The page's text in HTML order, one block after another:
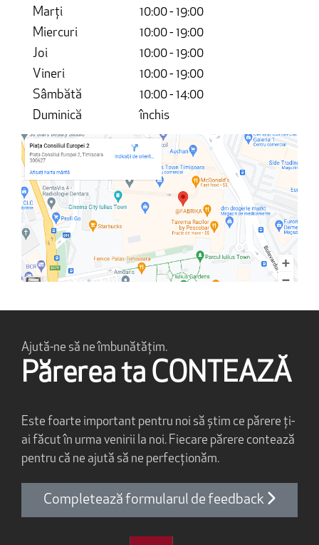
Marți
10:00 - 19:00
Miercuri
10:00 - 19:00
Joi
10:00 - 19:00
Vineri
10:00 - 19:00
Sâmbătă
10:00 - 14:00
Duminică
închis
Ajută-ne să ne îmbunătățim.
Părerea ta CONTEAZĂ
Este foarte important pentru noi să știm ce părere ți-
ai făcut în urma venirii la noi. Fiecare părere contează
pentru că ne ajută să ne perfecționăm.
Completează formularul de feedback